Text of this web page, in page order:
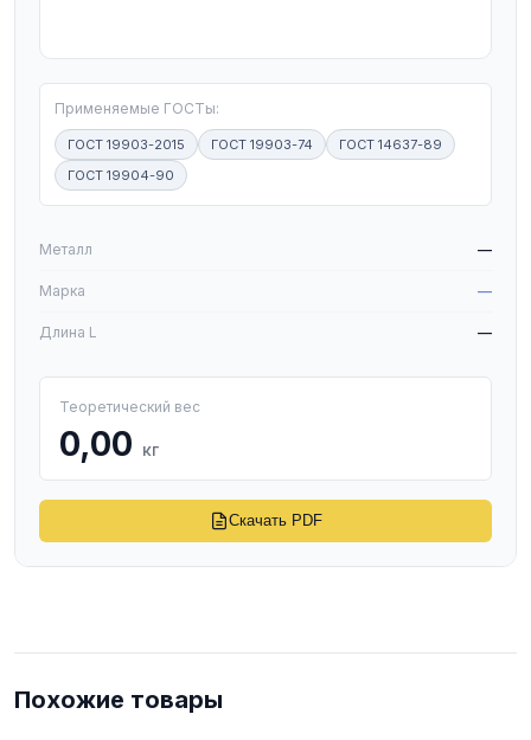
Применяемые ГОСТы:
ГОСТ 19903-2015 ГОСТ 19903-74
ГОСТ 14637-89
ГОСТ 19904-90
Металл —
Марка —
Длина L —
Теоретический вес
0,00 кг
Скачать PDF
Похожие товары